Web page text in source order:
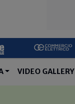
VIDEO GALLERY